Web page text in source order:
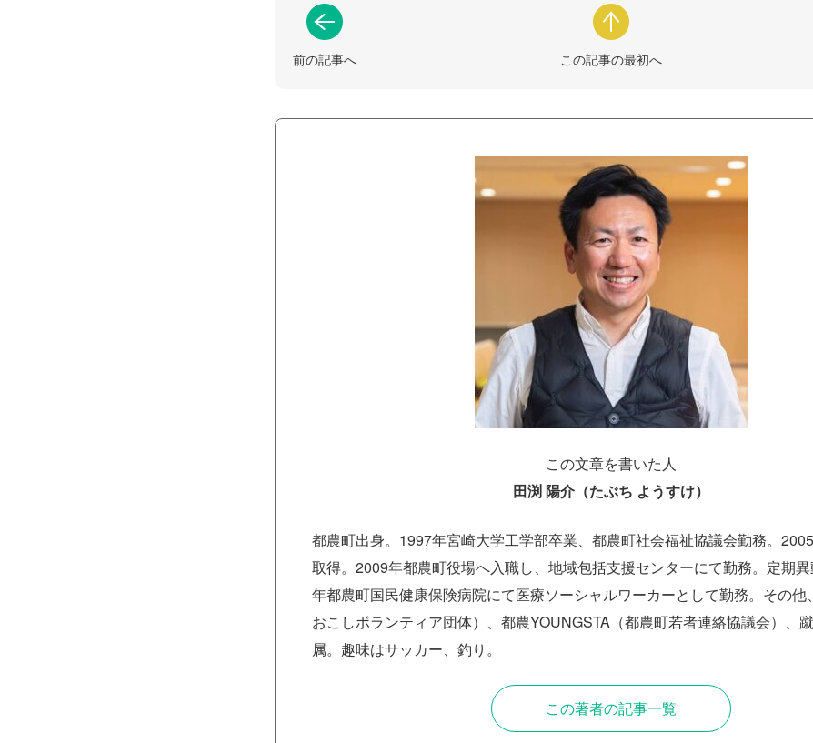
前の記事へ この記事の最初へ
この文章を書いた人
田渕 陽介（たぶち ようすけ）
都農町出身。1997年宮崎大学工学部卒業、都農町社会福祉協議会勤務。
取得。2009年都農町役場へ入職し、地域包括支援センターにて勤務。定期
年都農町国民健康保険病院にて医療ソーシャルワーカーとして勤務。その他
おこしボランティア団体）、都農YOUNGSTA（都農町若者連絡協議会）、
属。趣味はサッカー、釣り。
この著者の記事一覧